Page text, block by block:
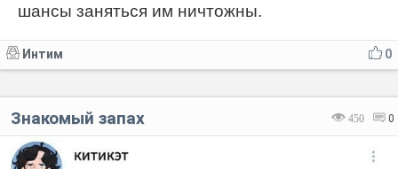
шансы заняться им ничтожны.
0
Интим
450 0
Знакомый запах